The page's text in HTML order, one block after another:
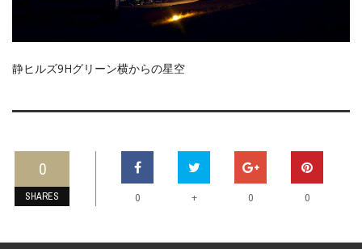
静ヒルズ9Hグリーン横からの星空
0
SHARES 0 + 0 0